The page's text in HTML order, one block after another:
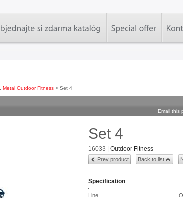
Metal Outdoor Fitness > Set 4
Email this
Set 4
16033 Outdoor Fitness
Prev product Back to list
Specification
Line